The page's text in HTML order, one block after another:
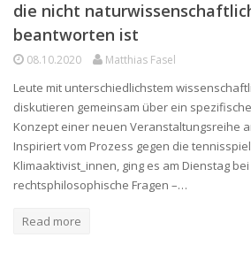
die nicht
beantworten ist
08.10.2020 Matthias Fasel
Leute mit unterschiedlichstem
diskutieren gemeinsam über ein
Konzept einer neuen Veranstaltungsreihe
Inspiriert vom Prozess gegen die
Klimaaktivist_innen, ging es am Dienstag
rechtsphilosophische Fragen –…
Read more